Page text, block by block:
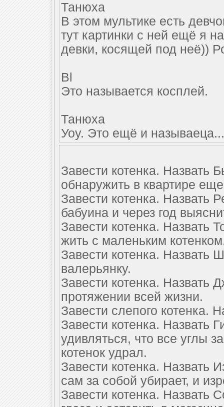
Танюха
В этом мультике есть
тут картинки с ней ещё я
девки, косящей под неё))
Bl
Это называется косплей.
Танюха
Уоу. Это ещё и называеца...
Завести котенка. Назвать
обнаружить в квартире
Завести котенка. Назвать
бабуина и через год
Завести котенка. Назвать
жить с маленьким
Завести котенка. Назвать
валерьянку.
Завести котенка. Назвать
протяжении всей жизни.
Завести слепого котенка.
Завести котенка. Назвать
удивляться, что все углы
котенок удрал.
Завести котенка. Назвать
сам за собой убирает, и
Завести котенка. Назвать